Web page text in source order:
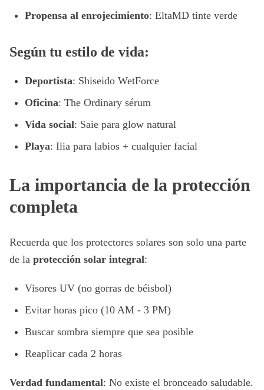
Propensa al enrojecimiento: EltaMD tinte verde
Según tu estilo de vida:
Deportista: Shiseido WetForce
Oficina: The Ordinary sérum
Vida social: Saie para glow natural
Playa: Ilia para labios + cualquier facial
La importancia de la protección
completa
Recuerda que los protectores solares son solo una parte
de la protección solar integral:
Visores UV (no gorras de béisbol)
Evitar horas pico (10 AM - 3 PM)
Buscar sombra siempre que sea posible
Reaplicar cada 2 horas
Verdad fundamental: No existe el bronceado saludable.